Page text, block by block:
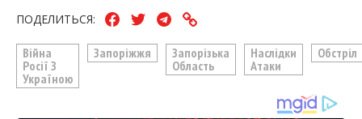
ПОДЕЛИТЬСЯ:
Війна
Росії З
Україною
Запоріжжя
Запорізька
Область
Наслідки
Атаки
Обстріл